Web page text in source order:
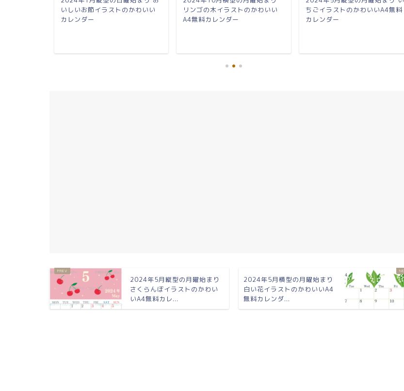
いしいお節イラストのかわいい
カレンダー
リンゴの木イラストのかわいい
A4無料カレンダー
ちごイラストのかわいいA4無料
カレンダー
2024年5月縦型の月曜始まり
さくらんぼイラストのかわい
いA4無料カレ...
2024年5月横型の月曜始まり
白い花イラストのかわいいA4
無料カレンダ...